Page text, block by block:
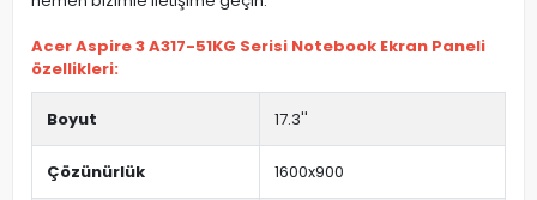
Acer Aspire 3 A317-51KG Serisi Notebook Ekran Paneli
özellikleri:
Boyut 17.3''
Çözünürlük 1600x900